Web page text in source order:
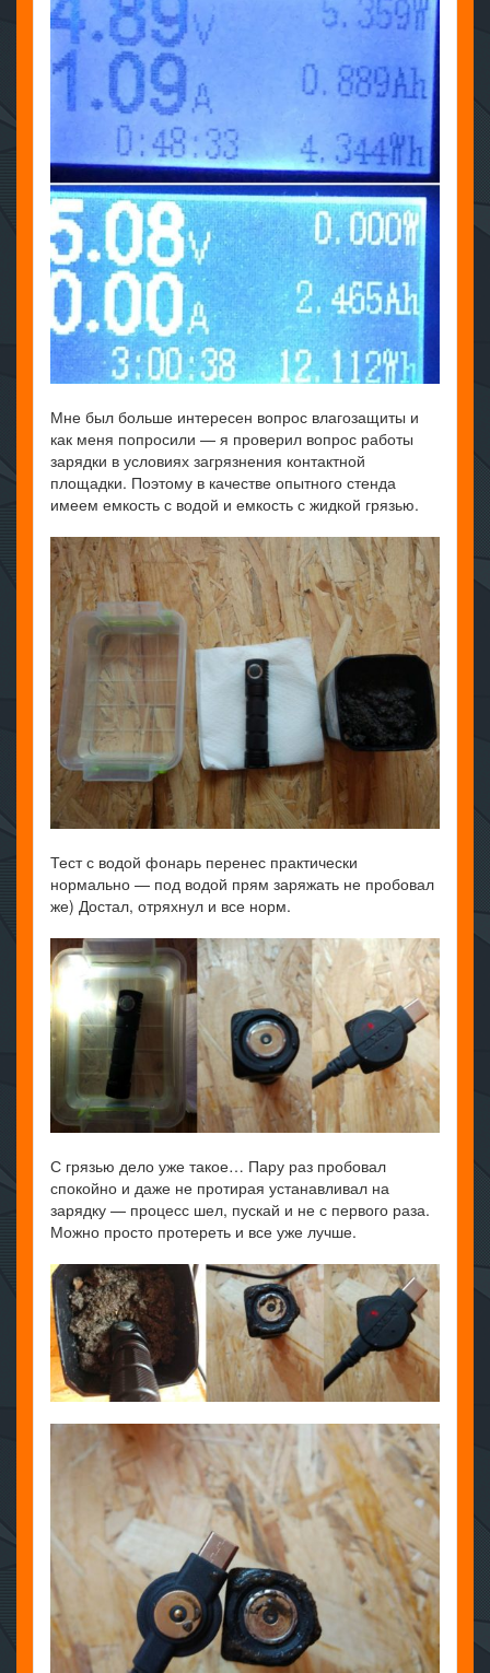
Мне был больше интересен вопрос влагозащиты и
как меня попросили — я проверил вопрос работы
зарядки в условиях загрязнения контактной
площадки. Поэтому в качестве опытного стенда
имеем емкость с водой и емкость с жидкой грязью.
Тест с водой фонарь перенес практически
нормально — под водой прям заряжать не пробовал
же) Достал, отряхнул и все норм.
С грязью дело уже такое… Пару раз пробовал
спокойно и даже не протирая устанавливал на
зарядку — процесс шел, пускай и не с первого раза.
Можно просто протереть и все уже лучше.